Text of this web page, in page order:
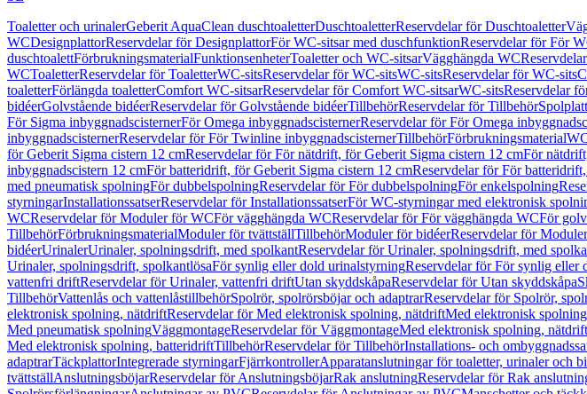
Toaletter och urinalerGeberit AquaClean duschtoaletterDuschtoaletterReservdelar för Duschtoaletter
WCDesignplattorReservdelar för DesignplattorFör WC-sitsar med duschfunktionReservdelar för För
duschtoalettFörbrukningsmaterialFunktionsenheterToaletter och WC-sitsarVägghängda WC
WCToaletterReservdelar för ToaletterWC-sitsReservdelar för WC-sitsWC-sitsReservdelar för WC-sits
toaletterFörlängda toaletterComfort WC-sitsarReservdelar för Comfort WC-sitsarWC-sitsReservdelar
bidéerGolvstående bidéerReservdelar för Golvstående bidéerTillbehörReservdelar för Tillbehör
För Sigma inbyggnadscisternerFör Omega inbyggnadscisternerReservdelar för För Omega
inbyggnadscisternerReservdelar för För Twinline inbyggnadscisternerTillbehörFörbrukningsmaterial
för Geberit Sigma cistern 12 cmReservdelar för För nätdrift, för Geberit Sigma cistern 12 cmFör
inbyggnadscistern 12 cmFör batteridrift, för Geberit Sigma cistern 12 cmReservdelar för För
med pneumatisk spolningFör dubbelspolningReservdelar för För dubbelspolningFör enkelspolning
styrningarInstallationssatserReservdelar för InstallationssatserFör WC-styrningar med elektronisk
WCReservdelar för Moduler för WCFör vägghängda WCReservdelar för För vägghängda WCFör
TillbehörFörbrukningsmaterialModuler för tvättställTillbehörModuler för bidéerReservdelar för
bidéerUrinalerUrinaler, spolningsdrift, med spolkantReservdelar för Urinaler, spolningsdrift, med
Urinaler, spolningsdrift, spolkantlösaFör synlig eller dold urinalstyrningReservdelar för För synlig eller
vattenfri driftReservdelar för Urinaler, vattenfri driftUtan skyddskåpaReservdelar för Utan skyddskåpa
TillbehörVattenlås och vattenlåstillbehörSpolrör, spolrörsböjar och adaptrarReservdelar för Spolrör,
elektronisk spolning, nätdriftReservdelar för Med elektronisk spolning, nätdriftMed elektronisk
Med pneumatisk spolningVäggmontageReservdelar för VäggmontageMed elektronisk spolning, nätdrift
Med elektronisk spolning, batteridriftTillbehörReservdelar för TillbehörInstallations- och
adaptrarTäckplattorIntegrerade styrningarFjärrkontrollerApparatanslutningar för toaletter, urinaler och
tvättställAnslutningsböjarReservdelar för AnslutningsböjarRak anslutningReservdelar för Rak